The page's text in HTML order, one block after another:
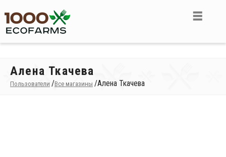
Алена Ткачева
Пользователи /Все магазины /Алена Ткачева